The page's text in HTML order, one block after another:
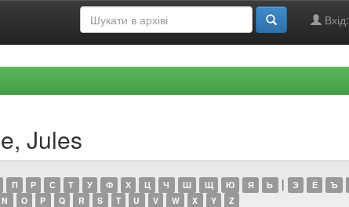
Вхід:
Jules
П Р С Т У Ф Х Ц Ч Ш Щ Ю Я Ь | Э Ё Ъ
N O P Q R S T U V W X Y Z